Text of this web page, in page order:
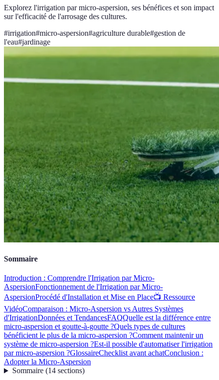
Explorez l'irrigation par micro-aspersion, ses bénéfices et son impact
sur l'efficacité de l'arrosage des cultures.
#irrigation#micro-aspersion#agriculture durable#gestion de
l'eau#jardinage
Sommaire
Introduction : Comprendre l'Irrigation par Micro-
AspersionFonctionnement de l'Irrigation par Micro-
AspersionProcédé d'Installation et Mise en Place📺 Ressource
VidéoComparaison : Micro-Aspersion vs Autres Systèmes
d'IrrigationDonnées et TendancesFAQQuelle est la différence entre
micro-aspersion et goutte-à-goutte ?Quels types de cultures
bénéficient le plus de la micro-aspersion ?Comment maintenir un
système de micro-aspersion ?Est-il possible d'automatiser l'irrigation
par micro-aspersion ?GlossaireChecklist avant achatConclusion :
Adopter la Micro-Aspersion
Sommaire(14 sections)